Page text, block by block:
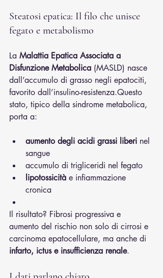
Steatosi epatica: Il filo che unisce
fegato e metabolismo
La Malattia Epatica Associata a
Disfunzione Metabolica (MASLD) nasce
dall’accumulo di grasso negli epatociti,
favorito dall’insulino-resistenza.Questo
stato, tipico della sindrome metabolica,
porta a:
aumento degli acidi grassi liberi nel
sangue
accumulo di trigliceridi nel fegato
lipotossicità e infiammazione
cronica
Il risultato? Fibrosi progressiva e
aumento del rischio non solo di cirrosi e
carcinoma epatocellulare, ma anche di
infarto, ictus e insufficienza renale.